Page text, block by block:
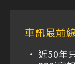
車訊最前線
近50年